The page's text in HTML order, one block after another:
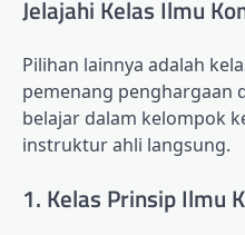
Jelajahi Kelas Ilmu
Pilihan lainnya adalah
pemenang penghargaan
belajar dalam kelompok
instruktur ahli langsung.
1. Kelas Prinsip Ilmu